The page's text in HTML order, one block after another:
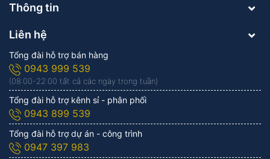
Thông tin
Liên hệ
Tổng đài hỗ trợ bán hàng
0943 999 539
(08:00-22:00 tất cả các ngày trong tuần)
Tổng đài hỗ trợ kênh sỉ - phân phối
0943 899 539
Tổng đài hỗ trợ dự án - công trình
0947 397 983